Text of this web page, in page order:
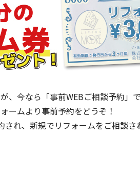
、今なら「事前WEBご相談予約」
ームより事前予約をどうぞ！
れ、新規でリフォームをご相談